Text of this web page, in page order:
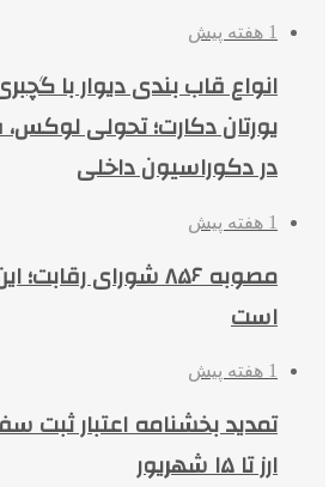
1 هفته پیش
انواع قاب بندی دیوار با
یورتان دکارت؛ تحولی
در دکوراسیون داخلی
1 هفته پیش
مصوبه ۸۵۶ شورای
است
1 هفته پیش
تمدید بخشنامه اعتبار ثبت
ارز تا ۱۵ شهریور